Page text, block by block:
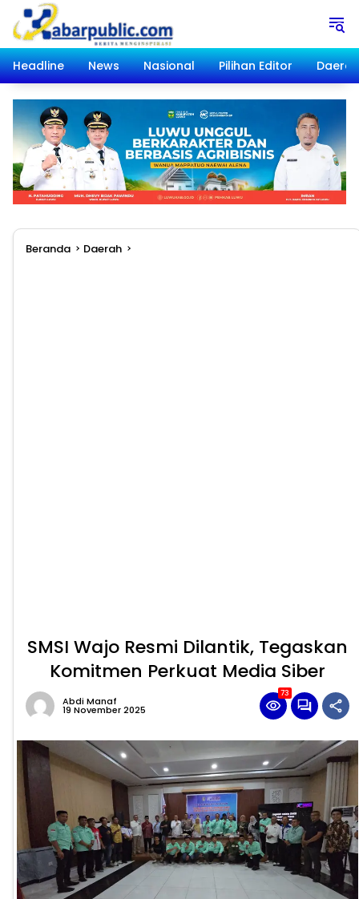
Langsung
konten
Headline
News Nasional Pilihan Editor Daerah
Beranda Daerah
SMSI Wajo Resmi Dilantik, Tegaskan
Komitmen Perkuat Media Siber
Abdi Manaf
19 November 2025
73